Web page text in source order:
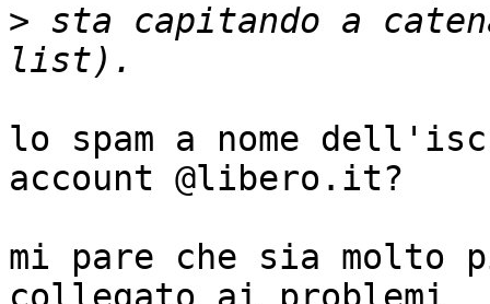
> sta capitando a
lo spam a nome
account @libero.it?
mi pare che sia molto